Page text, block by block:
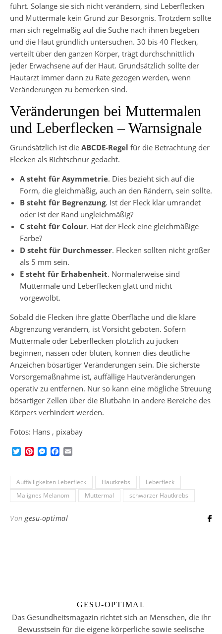
führt. Solange sie sich nicht verändern, sind Leberflecken
und Muttermale kein Grund zur Besorgnis. Trotzdem sollte
man sich regelmäßig auf die Suche nach ihnen begeben
und die Haut gründlich untersuchen. 30 bis 40 Flecken,
verteilt über den ganzen Körper, trägt durchschnittlich
jeder Erwachsene auf der Haut. Grundsätzlich sollte der
Hautarzt immer dann zu Rate gezogen werden, wenn
Veränderungen zu bemerken sind.
Veränderungen bei Muttermalen
und Leberflecken – Warnsignale
Grundsätzlich ist die ABCDE-Regel für die Betrachtung der
Flecken als Richtschnur gedacht.
A steht für Asymmetrie. Dies bezieht sich auf die
Form, die gleichmäßig, auch an den Rändern, sein sollte.
B steht für Begrenzung. Ist der Fleck klar umrandet
oder ist der Rand ungleichmäßig?
C steht für Colour. Hat der Fleck eine gleichmäßige
Farbe?
D steht für Durchmesser. Flecken sollten nicht größer
als 5 mm sein.
E steht für Erhabenheit. Normalerweise sind
Muttermale und Leberflecken glatt und nicht
vorgewölbt.
Sobald die Flecken ihre glatte Oberfläche und die klare
Abgrenzung verändern, ist Vorsicht geboten. Sofern
Muttermale oder Leberflecken plötzlich zu jucken
beginnen, nässen oder bluten, können dies deutliche
Anzeichen bösartiger Veränderungen sein. Die sicherste
Vorsorgemaßnahme ist, auffällige Hautveränderungen
operativ zu entfernen. Nur so kann eine mögliche Streuung
bösartiger Zellen über die Blutbahn in andere Bereiche des
Körpers verhindert werden.
Fotos: Hans , pixabay
TwitterPinterest
Messenger
Facebook
Auffälligkeiten Leberfleck Hautkrebs
Leberfleck
Malignes Melanom
Muttermal schwarzer Hautkrebs
Vongesu-optimal
GESU-OPTIMAL
Das Gesundheitsmagazin richtet sich an Menschen, die ihr
Bewusstsein für die eigene körperliche sowie seelische